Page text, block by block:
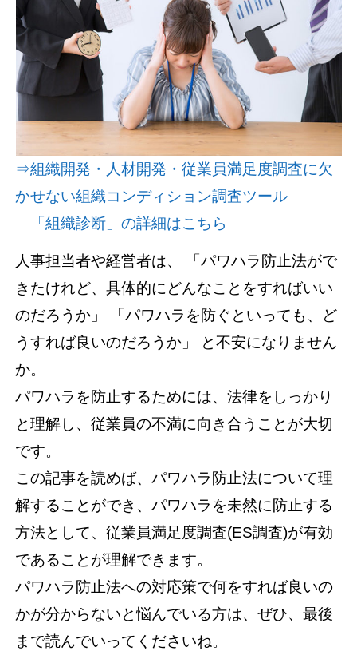
⇒組織開発・人材開発・従業員満足度調査に欠
かせない組織コンディション調査ツール
「組織診断」の詳細はこちら
人事担当者や経営者は、 「パワハラ防止法がで
きたけれど、具体的にどんなことをすればいい
のだろうか」 「パワハラを防ぐといっても、ど
うすれば良いのだろうか」 と不安になりません
か。
パワハラを防止するためには、法律をしっかり
と理解し、従業員の不満に向き合うことが大切
です。
この記事を読めば、パワハラ防止法について理
解することができ、パワハラを未然に防止する
方法として、従業員満足度調査(ES調査)が有効
であることが理解できます。
パワハラ防止法への対応策で何をすれば良いの
かが分からないと悩んでいる方は、ぜひ、最後
まで読んでいってくださいね。